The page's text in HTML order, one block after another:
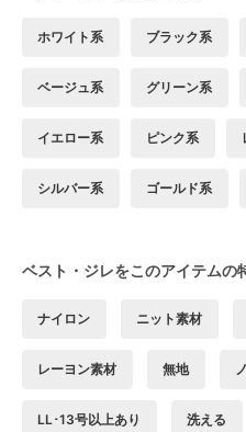
ホワイト系 ブラック系
ベージュ系 グリーン系
イエロー系 ピンク系
シルバー系 ゴールド系
ベスト・ジレをこのアイテムの
ナイロン ニット素材
レーヨン素材 無地
LL･13号以上あり 洗える